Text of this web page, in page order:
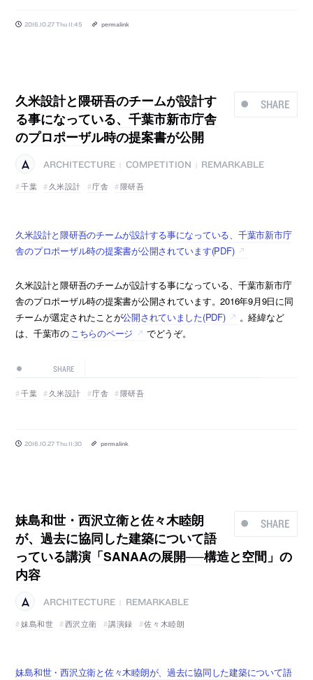
2016.10.27 Thu 11:45 permalink
SHARE
久米設計と隈研吾のチームが設計す
る事になっている、千葉市新市庁舎
のプロポーザル時の提案書が公開
ARCHITECTURE COMPETITION
REMARKABLE
千葉
久米設計 庁舎 隈研吾
久米設計と隈研吾のチームが設計する事になっている、千葉市新市庁
舎のプロポーザル時の提案書が公開されています(PDF)
久米設計と隈研吾のチームが設計する事になっている、千葉市新市庁
舎のプロポーザル時の提案書が公開されています。2016年9月9日に同
チームが選定されたことが公開されていました(PDF)
。経緯など
は、千葉市のこちらのページ でどうぞ。
SHARE
千葉 久米設計 庁舎 隈研吾
2016.10.27 Thu 11:30 permalink
SHARE
妹島和世・西沢立衛と佐々木睦朗
が、過去に協同した建築について語
っている講演「SANAAの展開──構造と空間」の
内容
ARCHITECTURE
REMARKABLE
妹島和世
西沢立衛 講演録 佐々木睦朗
妹島和世・西沢立衛と佐々木睦朗が、過去に協同した建築について語